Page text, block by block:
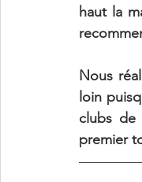
haut la
Nous
loin
clubs de
premier